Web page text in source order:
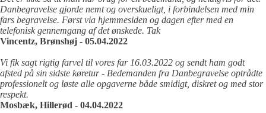
Danbegravelse gjorde nemt og overskueligt, i forbindelsen med min
fars begravelse. Først via hjemmesiden og dagen efter med en
telefonisk gennemgang af det ønskede. Tak
Vincentz, Brønshøj - 05.04.2022
Vi fik sagt rigtig farvel til vores far 16.03.2022 og sendt ham godt
afsted på sin sidste køretur - Bedemanden fra Danbegravelse optrådte
professionelt og løste alle opgaverne både smidigt, diskret og med stor
respekt.
Mosbæk, Hillerød - 04.04.2022